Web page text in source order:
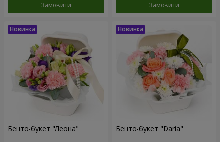
Замовити Замовити
Бенто-букет "Леона" Бенто-букет "Daria"